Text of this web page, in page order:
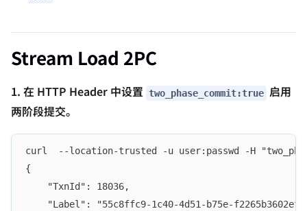
Stream Load 2PC
1. 在 HTTP Header 中设置 two_phase_commit:true 启用
两阶段提交。
curl  --location-trusted -u user:passwd -H
{
    "TxnId": 18036,
"Label": "55c8ffc9-1c40-4d51-b75e-